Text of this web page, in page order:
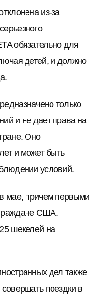
из-за
обязательно для
детей, и должно
только
и не дает права на
Оно
и может быть
условий.
мае, причем первыми
США.
шекелей на
дел также
поездки в